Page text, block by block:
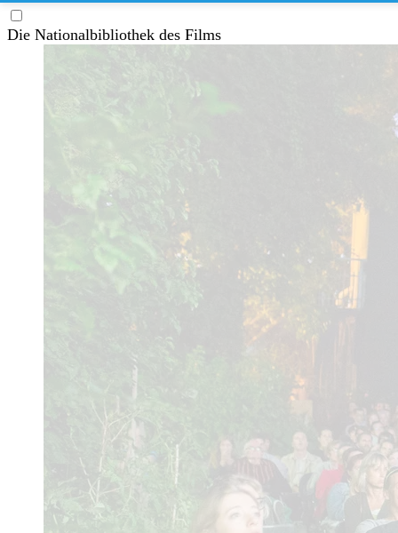
Die Nationalbibliothek des Films